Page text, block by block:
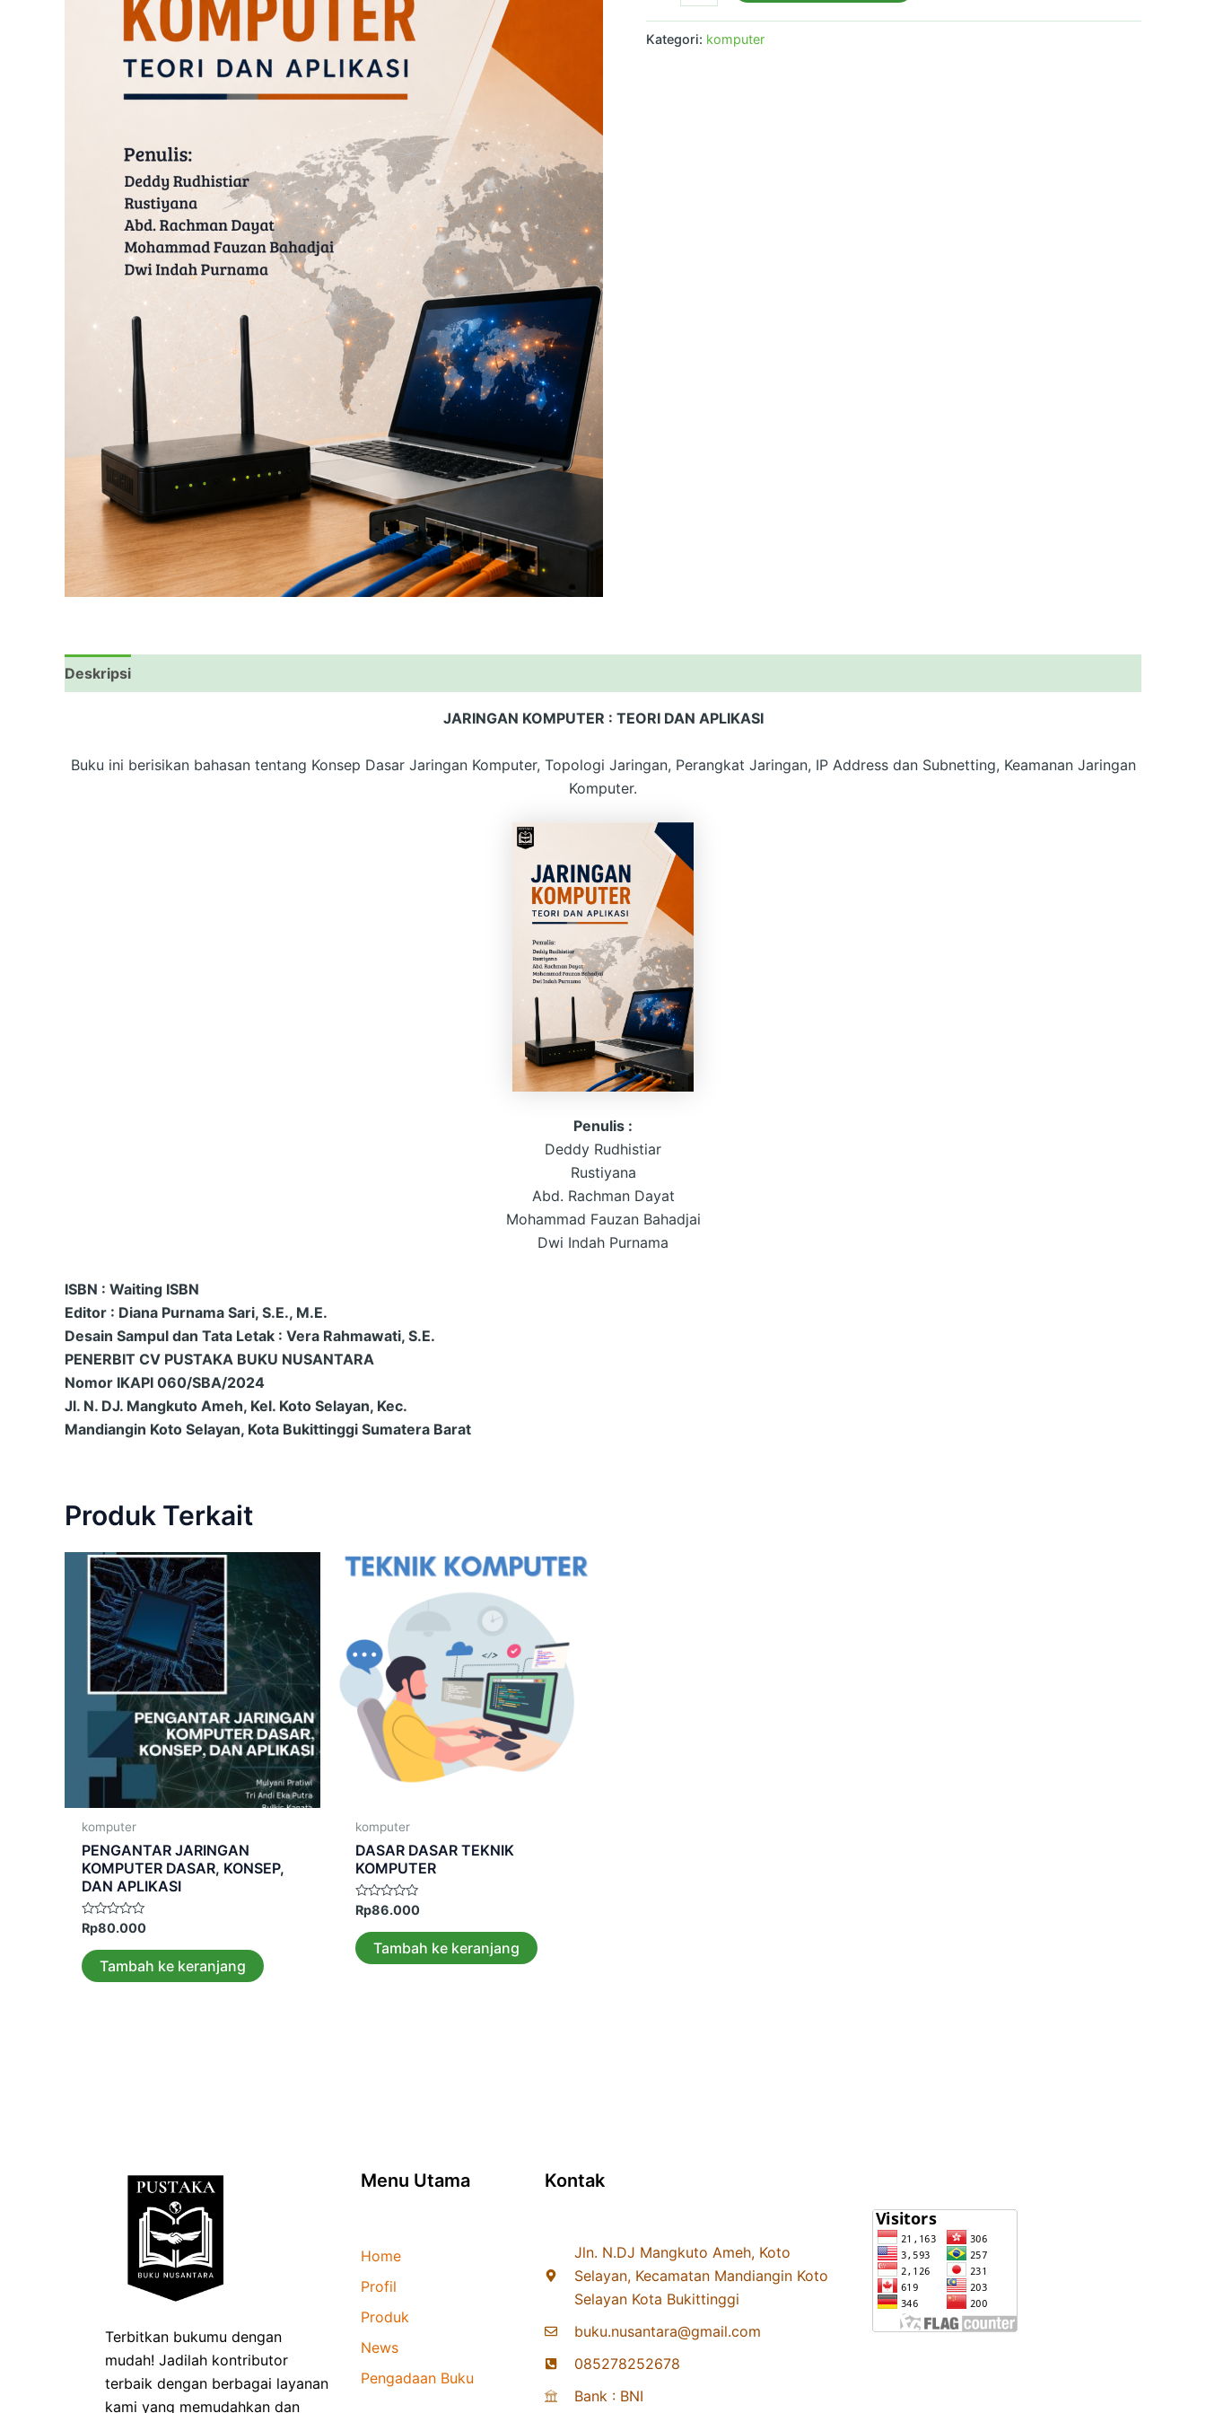
Kategori: komputer
Deskripsi
JARINGAN KOMPUTER : TEORI DAN APLIKASI
Buku ini berisikan bahasan tentang Konsep Dasar Jaringan Komputer, Topologi Jaringan, Perangkat Jaringan, IP Address dan Subnetting, Keamanan Jaringan
Komputer.
Penulis :
Deddy Rudhistiar
Rustiyana
Abd. Rachman Dayat
Mohammad Fauzan Bahadjai
Dwi Indah Purnama
ISBN : Waiting ISBN
Editor : Diana Purnama Sari, S.E., M.E.
Desain Sampul dan Tata Letak : Vera Rahmawati, S.E.
PENERBIT CV PUSTAKA BUKU NUSANTARA
Nomor IKAPI 060/SBA/2024
Jl. N. DJ. Mangkuto Ameh, Kel. Koto Selayan, Kec.
Mandiangin Koto Selayan, Kota Bukittinggi Sumatera Barat
Produk Terkait
komputer
PENGANTAR JARINGAN
KOMPUTER DASAR, KONSEP,
DAN APLIKASI
Dinilai
dari
5
Rp80.000
Tambah ke keranjang
komputer
DASAR DASAR TEKNIK
KOMPUTER
Dinilai
dari
5
Rp86.000
Tambah ke keranjang
Terbitkan bukumu dengan
mudah! Jadilah kontributor
terbaik dengan berbagai layanan
kami yang memudahkan dan
Menu Utama
Home
Profil
Produk
News
Pengadaan Buku
Kontak
Jln. N.DJ Mangkuto Ameh, Koto
Selayan, Kecamatan Mandiangin Koto
Selayan Kota Bukittinggi
buku.nusantara@gmail.com
085278252678
Bank : BNI